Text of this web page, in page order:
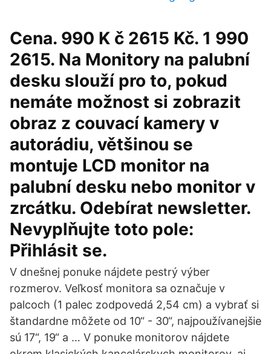
Cena. 990 K č 2615 Kč. 1 990
2615. Na Monitory na palubní
desku slouží pro to, pokud
nemáte možnost si zobrazit
obraz z couvací kamery v
autorádiu, většinou se
montuje LCD monitor na
palubní desku nebo monitor v
zrcátku. Odebírat newsletter.
Nevyplňujte toto pole:
Přihlásit se.
V dnešnej ponuke nájdete pestrý výber
rozmerov. Veľkosť monitora sa označuje v
palcoch (1 palec zodpovedá 2,54 cm) a vybrať si
štandardne môžete od 10“ - 30“, najpoužívanejšie
sú 17“, 19“ a … V ponuke monitorov nájdete